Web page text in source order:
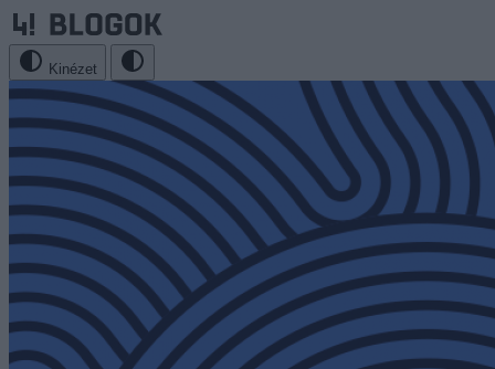
Kinézet